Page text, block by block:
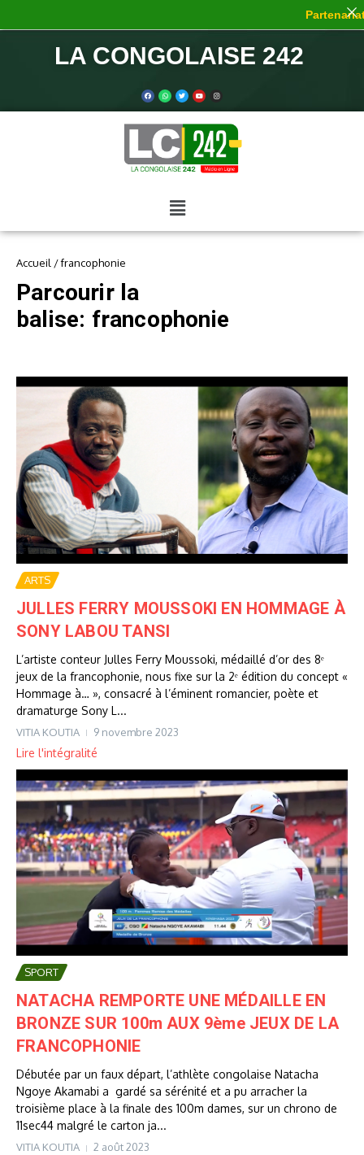
LA CONGOLAISE 242
Accueil /francophonie
Parcourir la
balise: francophonie
ARTS
JULLES FERRY MOUSSOKI EN HOMMAGE À
SONY LABOU TANSI
L’artiste conteur Julles Ferry Moussoki, médaillé d’or des 8ᵉ
jeux de la francophonie, nous fixe sur la 2ᵉ édition du concept «
Hommage à… », consacré à l’éminent romancier, poète et
dramaturge Sony L...
VITIA KOUTIA 9 novembre 2023
Lire l'intégralité
SPORT
NATACHA REMPORTE UNE MÉDAILLE EN
BRONZE SUR 100m AUX 9ème JEUX DE LA
FRANCOPHONIE
Débutée par un faux départ, l’athlète congolaise Natacha
Ngoye Akamabi a gardé sa sérénité et a pu arracher la
troisième place à la finale des 100m dames, sur un chrono de
11sec44 malgré le carton ja...
VITIA KOUTIA 2 août 2023
Partenariat